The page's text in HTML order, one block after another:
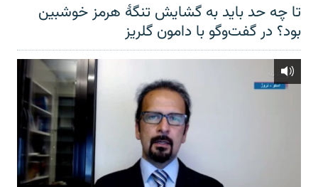
تا چه حد باید به گشایش تنگهٔ هرمز خوشبین
بود؟ در گفت‌وگو با دامون گلریز